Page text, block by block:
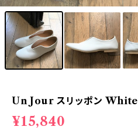
Un Jour スリッポン White
¥15,840